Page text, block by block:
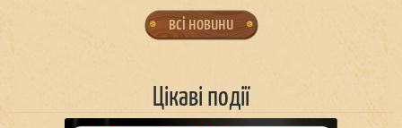
всі новини
Цікаві події